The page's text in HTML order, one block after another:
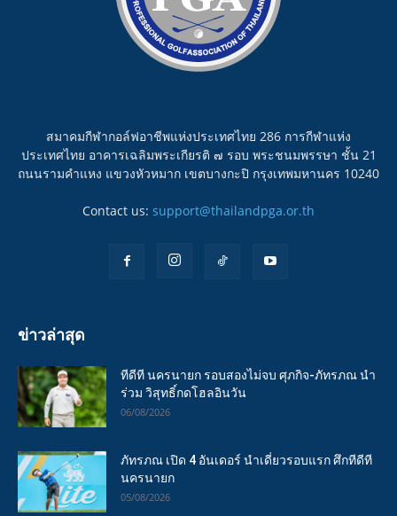
สมาคมกีฬากอล์ฟอาชีพแห่งประเทศไทย 286 การกีฬาแห่ง
ประเทศไทย อาคารเฉลิมพระเกียรติ ๗ รอบ พระชนมพรรษา ชั้น 21
ถนนรามคำแหง แขวงหัวหมาก เขตบางกะปิ กรุงเทพมหานคร 10240
Contact us: support@thailandpga.or.th
ข่าวล่าสุด
ทีดีที นครนายก รอบสองไม่จบ ศุภกิจ-ภัทรภณ นำ
ร่วม วิสุทธิ์กดโฮลอินวัน
06/08/2026
ภัทรภณ เปิด 4 อันเดอร์ นำเดี่ยวรอบแรก ศึกทีดีที
นครนายก
05/08/2026